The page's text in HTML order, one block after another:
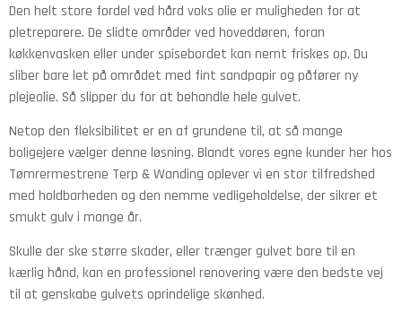
Den helt store fordel ved hård voks olie er muligheden for at
pletreparere. De slidte områder ved hoveddøren, foran
køkkenvasken eller under spisebordet kan nemt friskes op. Du
sliber bare let på området med fint sandpapir og påfører ny
plejeolie. Så slipper du for at behandle hele gulvet.
Netop den fleksibilitet er en af grundene til, at så mange
boligejere vælger denne løsning. Blandt vores egne kunder her hos
Tømrermestrene Terp & Wanding oplever vi en stor tilfredshed
med holdbarheden og den nemme vedligeholdelse, der sikrer et
smukt gulv i mange år.
Skulle der ske større skader, eller trænger gulvet bare til en
kærlig hånd, kan en professionel renovering være den bedste vej
til at genskabe gulvets oprindelige skønhed.